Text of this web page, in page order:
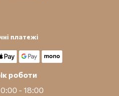
платежі
роботи
- 18:00